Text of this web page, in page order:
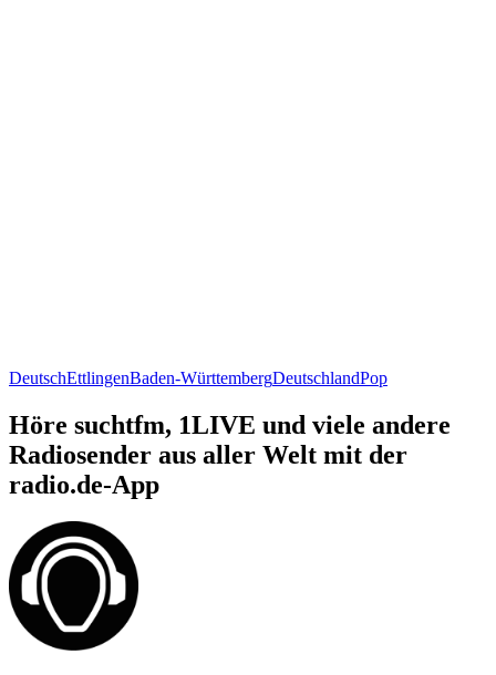
DeutschEttlingenBaden-WürttembergDeutschlandPop
Höre suchtfm, 1LIVE und viele andere
Radiosender aus aller Welt mit der
radio.de-App